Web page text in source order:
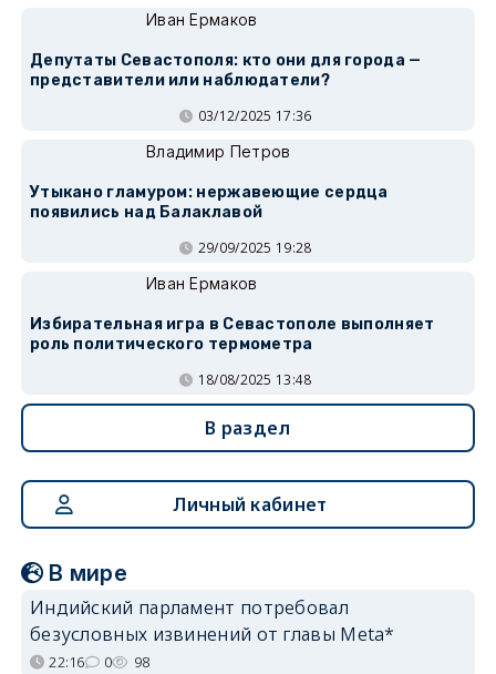
Иван Ермаков
Депутаты Севастополя: кто они для города —
представители или наблюдатели?
03/12/2025 17:36
Владимир Петров
Утыкано гламуром: нержавеющие сердца
появились над Балаклавой
29/09/2025 19:28
Иван Ермаков
Избирательная игра в Севастополе выполняет
роль политического термометра
18/08/2025 13:48
В раздел
Личный кабинет
В мире
Индийский парламент потребовал
безусловных извинений от главы Meta*
22:16 0 98